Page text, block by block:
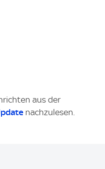
aus der
nachzulesen.